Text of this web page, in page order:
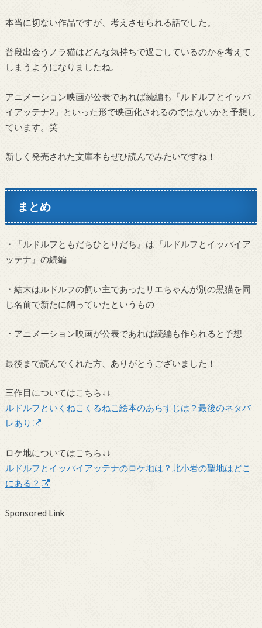
本当に切ない作品ですが、考えさせられる話でした。
普段出会うノラ猫はどんな気持ちで過ごしているのかを考えて
しまうようになりましたね。
アニメーション映画が公表であれば続編も『ルドルフとイッパ
イアッテナ2』といった形で映画化されるのではないかと予想し
ています。笑
新しく発売された文庫本もぜひ読んでみたいですね！
まとめ
・『ルドルフともだちひとりだち』は『ルドルフとイッパイア
ッテナ』の続編
・結末はルドルフの飼い主であったリエちゃんが別の黒猫を同
じ名前で新たに飼っていたというもの
・アニメーション映画が公表であれば続編も作られると予想
最後まで読んでくれた方、ありがとうございました！
三作目についてはこちら↓↓
ルドルフといくねこくるねこ絵本のあらすじは？最後のネタバ
レあり
ロケ地についてはこちら↓↓
ルドルフとイッパイアッテナのロケ地は？北小岩の聖地はどこ
にある？
Sponsored Link